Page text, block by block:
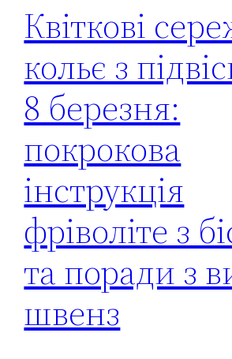
Квіткові
кольє з
8 березня:
покрокова
інструкція
фріволіте з
та поради з
швенз